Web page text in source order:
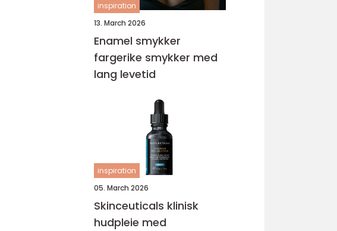
inspiration
13. March 2026
Enamel smykker
fargerike smykker med
lang levetid
inspiration
05. March 2026
Skinceuticals klinisk
hudpleie med